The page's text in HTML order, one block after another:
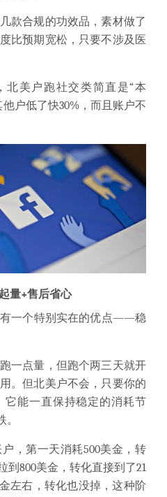
款合规的功效品，素材做了
比预期宽松，只要不涉及医
北美户跑社交类简直是“本
户低了快30%，而且账户不
量+售后省心
有一个特别实在的优点——稳
一点量，但跑个两三天就开
。但北美户不会，只要你的
它能一直保持稳定的消耗节
，第一天消耗500美金，转
到800美金，转化直接到了21
左右，转化也没掉，这种阶